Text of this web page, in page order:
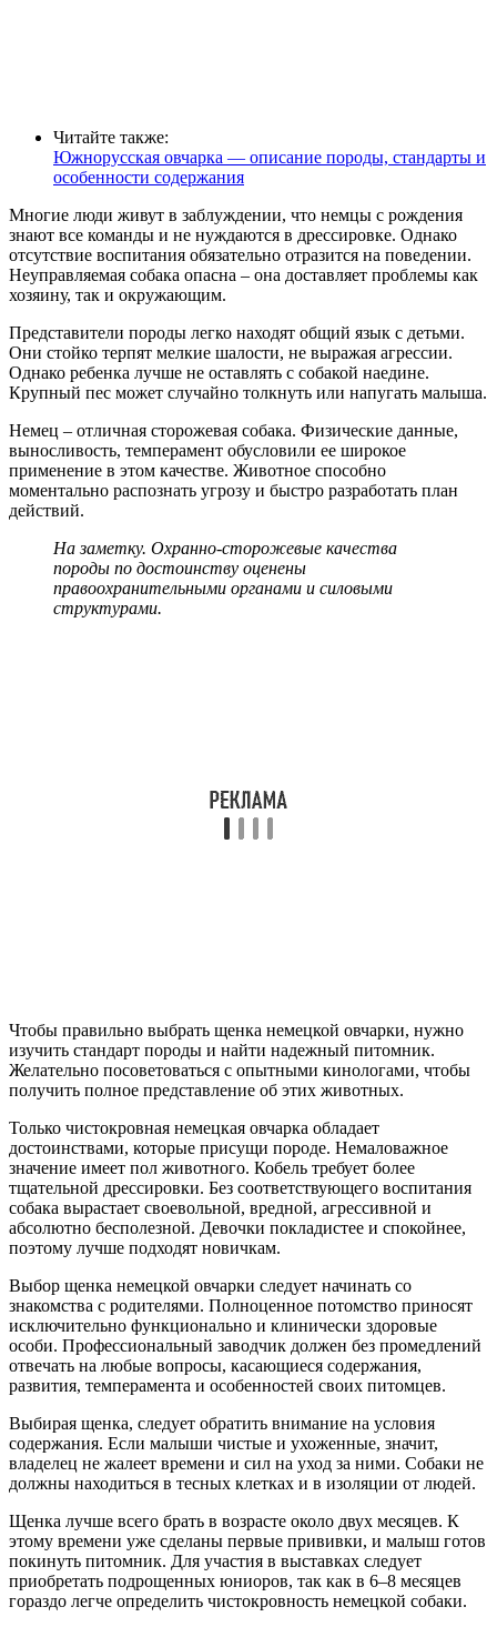
Читайте также:
Южнорусская овчарка — описание породы, стандарты и
особенности содержания
Многие люди живут в заблуждении, что немцы с рождения
знают все команды и не нуждаются в дрессировке. Однако
отсутствие воспитания обязательно отразится на поведении.
Неуправляемая собака опасна – она доставляет проблемы как
хозяину, так и окружающим.
Представители породы легко находят общий язык с детьми.
Они стойко терпят мелкие шалости, не выражая агрессии.
Однако ребенка лучше не оставлять с собакой наедине.
Крупный пес может случайно толкнуть или напугать малыша.
Немец – отличная сторожевая собака. Физические данные,
выносливость, темперамент обусловили ее широкое
применение в этом качестве. Животное способно
моментально распознать угрозу и быстро разработать план
действий.
На заметку. Охранно-сторожевые качества
породы по достоинству оценены
правоохранительными органами и силовыми
структурами.
Чтобы правильно выбрать щенка немецкой овчарки, нужно
изучить стандарт породы и найти надежный питомник.
Желательно посоветоваться с опытными кинологами, чтобы
получить полное представление об этих животных.
Только чистокровная немецкая овчарка обладает
достоинствами, которые присущи породе. Немаловажное
значение имеет пол животного. Кобель требует более
тщательной дрессировки. Без соответствующего воспитания
собака вырастает своевольной, вредной, агрессивной и
абсолютно бесполезной. Девочки покладистее и спокойнее,
поэтому лучше подходят новичкам.
Выбор щенка немецкой овчарки следует начинать со
знакомства с родителями. Полноценное потомство приносят
исключительно функционально и клинически здоровые
особи. Профессиональный заводчик должен без промедлений
отвечать на любые вопросы, касающиеся содержания,
развития, темперамента и особенностей своих питомцев.
Выбирая щенка, следует обратить внимание на условия
содержания. Если малыши чистые и ухоженные, значит,
владелец не жалеет времени и сил на уход за ними. Собаки не
должны находиться в тесных клетках и в изоляции от людей.
Щенка лучше всего брать в возрасте около двух месяцев. К
этому времени уже сделаны первые прививки, и малыш готов
покинуть питомник. Для участия в выставках следует
приобретать подрощенных юниоров, так как в 6–8 месяцев
гораздо легче определить чистокровность немецкой собаки.